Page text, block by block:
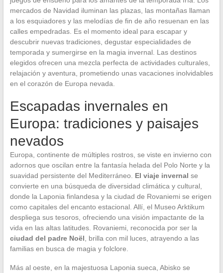
mercados de Navidad iluminan las plazas, las montañas llaman
a los esquiadores y las melodías de fin de año resuenan en las
calles empedradas. Es el momento ideal para escapar y
descubrir nuevas tradiciones, degustar especialidades de
temporada y sumergirse en la magia invernal. Las destinos
elegidos ofrecen una mezcla perfecta de actividades culturales,
relajación y aventura, prometiendo unas vacaciones inolvidables
en el corazón de Europa nevada.
Escapadas invernales en
Europa: tradiciones y paisajes
nevados
Europa, continente de múltiples rostros, se viste en invierno con
adornos que oscilan entre la fantasía helada del Polo Norte y la
suavidad persistente del Mediterráneo. El viaje invernal se
convierte en una búsqueda de diversidad climática y cultural,
donde la Laponia finlandesa y la ciudad de Rovaniemi se erigen
como capitales del encanto estacional. Allí, el Museo Arktikum
despliega sus tesoros, ofreciendo una visión impactante de la
vida en las altas latitudes. Rovaniemi, reconocida por ser la
ciudad del padre Noël , brilla con mil luces, atrayendo a las
familias en busca de magia y folclore.
Más al oeste, en la majestuosa Laponia sueca, Abisko se